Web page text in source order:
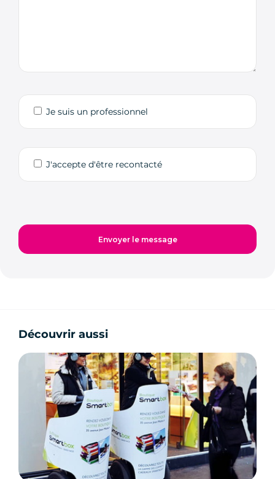
Je suis un professionnel
J'accepte d'être recontacté
Découvrir aussi